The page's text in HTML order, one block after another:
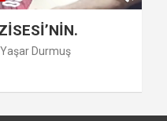
Yaşar Durmuş